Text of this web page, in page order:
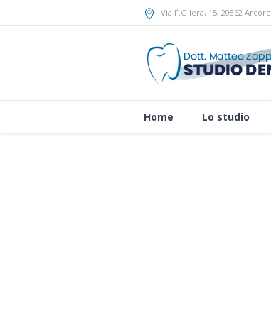
Via F.Gilera, 15, 20862 Arcore
Home Lo studio